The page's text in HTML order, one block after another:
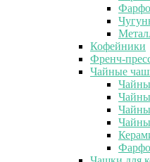
Кофейники
Френч-
Чайные